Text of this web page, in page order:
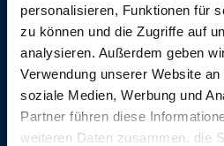
personalisieren, Funktionen für
zu können und die Zugriffe auf
analysieren. Außerdem geben
Verwendung unserer Website
soziale Medien, Werbung und
Partner führen diese
weiteren Daten zusammen, die
CREDITS